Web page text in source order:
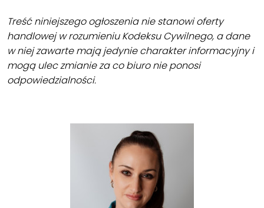
Treść niniejszego ogłoszenia nie stanowi oferty
handlowej w rozumieniu Kodeksu Cywilnego, a dane
w niej zawarte mają jedynie charakter informacyjny i
mogą ulec zmianie za co biuro nie ponosi
odpowiedzialności.